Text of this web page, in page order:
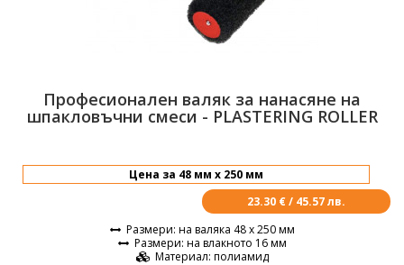
Професионален валяк за нанасяне на
шпакловъчни смеси - PLASTERING ROLLER
23.30 € / 45.57 лв.
Размери: на валяка 48 х 250 мм
Размери: на влакното 16 мм
Материал: полиамид